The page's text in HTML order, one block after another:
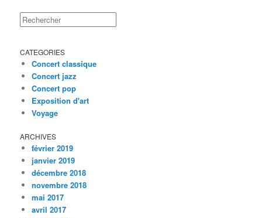
Rechercher
CATEGORIES
Concert classique
Concert jazz
Concert pop
Exposition d'art
Voyage
ARCHIVES
février 2019
janvier 2019
décembre 2018
novembre 2018
mai 2017
avril 2017